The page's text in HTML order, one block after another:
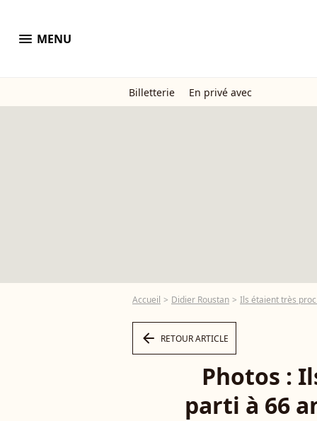
menu MENU
Billetterie En privé avec
Accueil Didier Roustan Ils étaient très
arrow_left RETOUR ARTICLE
Photos :
parti à 66